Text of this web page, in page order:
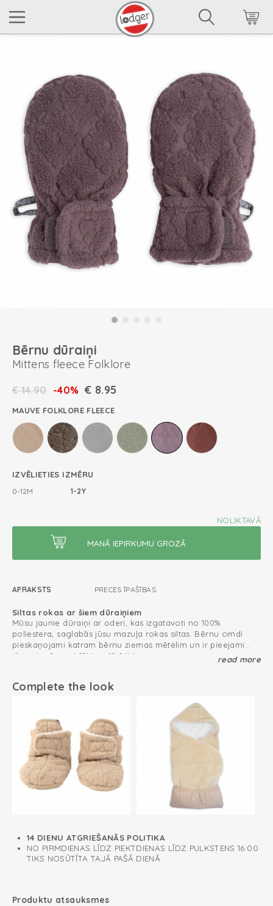
Bērnu dūraiņi
Mittens fleece Folklore
€14.90 -40% € 8.95
MAUVE FOLKLORE FLEECE
IZVĒLIETIES IZMĒRU
0-12M 1-2Y
NOLIKTAVĀ
APRAKSTS PRECES ĪPAŠĪBAS
Siltas rokas ar šiem dūraiņiem
Mūsu jaunie dūraiņi ar oderi, kas izgatavoti no 100%
poliestera, saglabās jūsu mazuļa rokas siltas. Bērnu cimdi
pieskaņojami katram bērnu ziemas mētelim un ir pieejami
divos izmēros: 6-12M un 12-24M.
nodrošina, ka cimdi labi turēsies uz plaukstas locītavas un tos
ir viegli uzvilkt. Pārliecinieties, ka atkal nepazaudēsiet mazuļa
read more
Complete the look
14 DIENU ATGRIEŠANĀS POLITIKA
NO PIRMDIENAS LĪDZ PIEKTDIENAS LĪDZ PULKSTENS 16:00
TIKS NOSŪTĪTA TAJĀ PAŠĀ DIENĀ
Produktu atsauksmes